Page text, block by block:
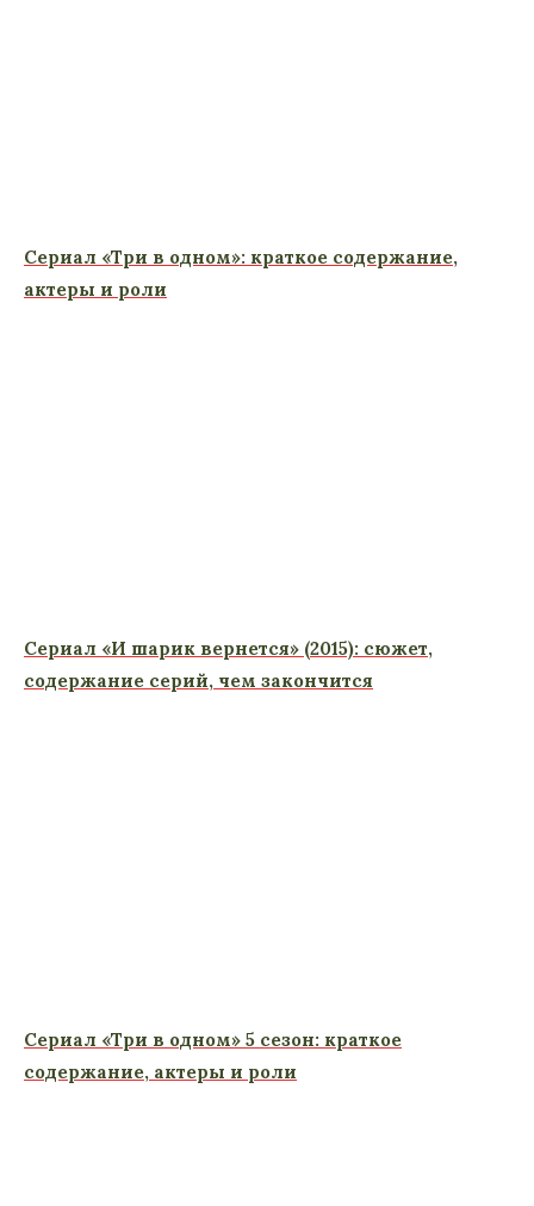
Сериал «Три в одном»: краткое содержание,
актеры и роли
Сериал «И шарик вернется» (2015): сюжет,
содержание серий, чем закончится
Сериал «Три в одном» 5 сезон: краткое
содержание, актеры и роли